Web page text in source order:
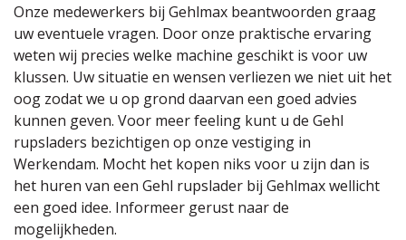
Onze medewerkers bij Gehlmax beantwoorden graag
uw eventuele vragen. Door onze praktische ervaring
weten wij precies welke machine geschikt is voor uw
klussen. Uw situatie en wensen verliezen we niet uit het
oog zodat we u op grond daarvan een goed advies
kunnen geven. Voor meer feeling kunt u de Gehl
rupsladers bezichtigen op onze vestiging in
Werkendam. Mocht het kopen niks voor u zijn dan is
het huren van een Gehl rupslader bij Gehlmax wellicht
een goed idee. Informeer gerust naar de
mogelijkheden.